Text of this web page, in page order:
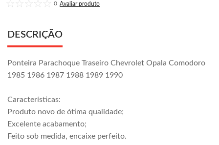
0
DESCRIÇÃO
Ponteira Parachoque Traseiro Chevrolet Opala Comodoro
1985 1986 1987 1988 1989 1990
Características:
Produto novo de ótima qualidade;
Excelente acabamento;
Feito sob medida, encaixe perfeito.